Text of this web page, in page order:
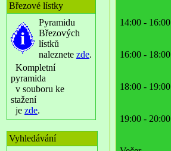
Březové lístky
Pyramidu
Březových
lístků
naleznete zde.
Kompletní
pyramida
v souboru ke
stažení
je zde.
Vyhledávání
14:00 - 16:00
16:00 - 18:00
18:00 - 19:00
19:00 - 20:00